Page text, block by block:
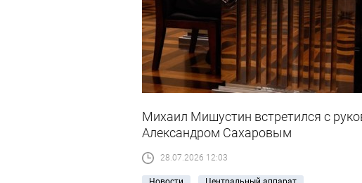
Михаил Мишустин встретился с
Александром Сахаровым
28.07.2026 12:03